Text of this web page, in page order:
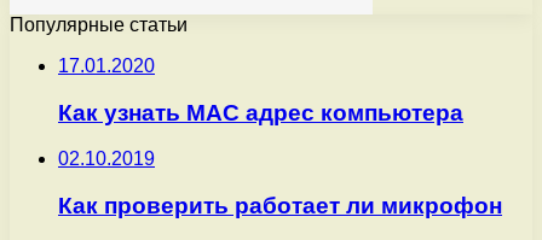
Популярные статьи
17.01.2020
Как узнать MAC адрес компьютера
02.10.2019
Как проверить работает ли микрофон